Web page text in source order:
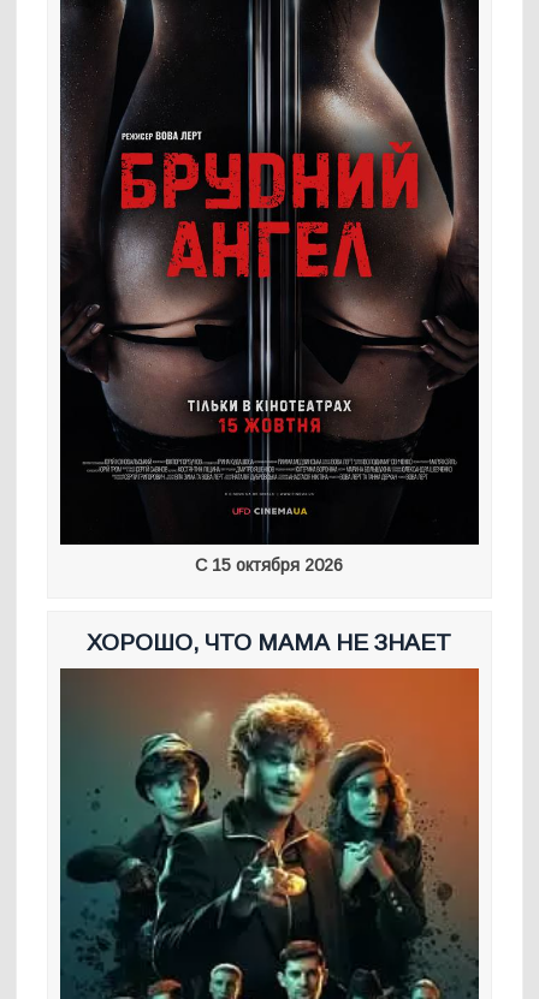
С 15 октября 2026
ХОРОШО, ЧТО МАМА НЕ ЗНАЕТ